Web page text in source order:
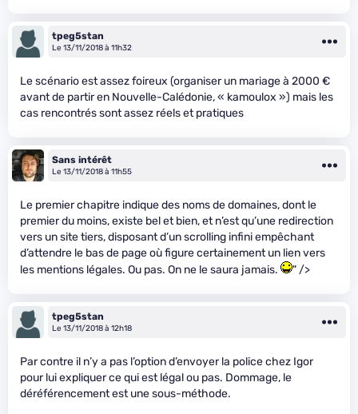
tpeg5stan
Le 13/11/2018 à 11h32
Le scénario est assez foireux (organiser un mariage à 2000 €
avant de partir en Nouvelle-Calédonie, « kamoulox ») mais les
cas rencontrés sont assez réels et pratiques
Sans intérêt
Le 13/11/2018 à 11h55
Le premier chapitre indique des noms de domaines, dont le
premier du moins, existe bel et bien, et n’est qu’une redirection
vers un site tiers, disposant d’un scrolling infini empêchant
d’attendre le bas de page où figure certainement un lien vers
les mentions légales. Ou pas. On ne le saura jamais.
" />
tpeg5stan
Le 13/11/2018 à 12h18
Par contre il n’y a pas l’option d’envoyer la police chez Igor
pour lui expliquer ce qui est légal ou pas. Dommage, le
déréférencement est une sous-méthode.